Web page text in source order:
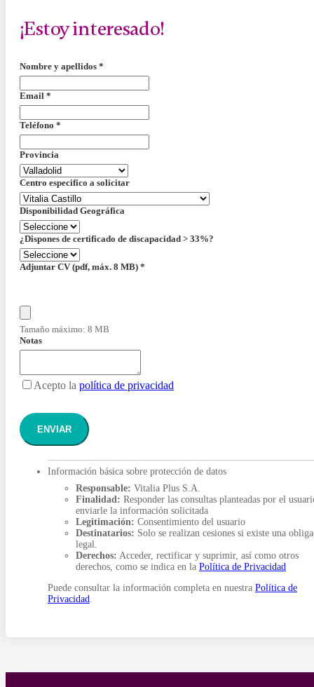
¡Estoy interesado!
Nombre y apellidos *
Email *
Teléfono *
Provincia
Centro especifico a solicitar
Disponibilidad Geográfica
¿Dispones de certificado de discapacidad > 33%?
Adjuntar CV (pdf, máx. 8 MB) *
Tamaño máximo: 8 MB
Notas
Acepto la política de privacidad
ENVIAR
Información básica sobre protección de datos
Responsable: Vitalia Plus S.A.
Finalidad: Responder las consultas planteadas por el
enviarle la información solicitada
Legitimación: Consentimiento del usuario
Destinatarios: Solo se realizan cesiones si existe una
legal.
Derechos: Acceder, rectificar y suprimir, así como otros
derechos, como se indica en la Política de Privacidad
Puede consultar la información completa en nuestra Política de
Privacidad